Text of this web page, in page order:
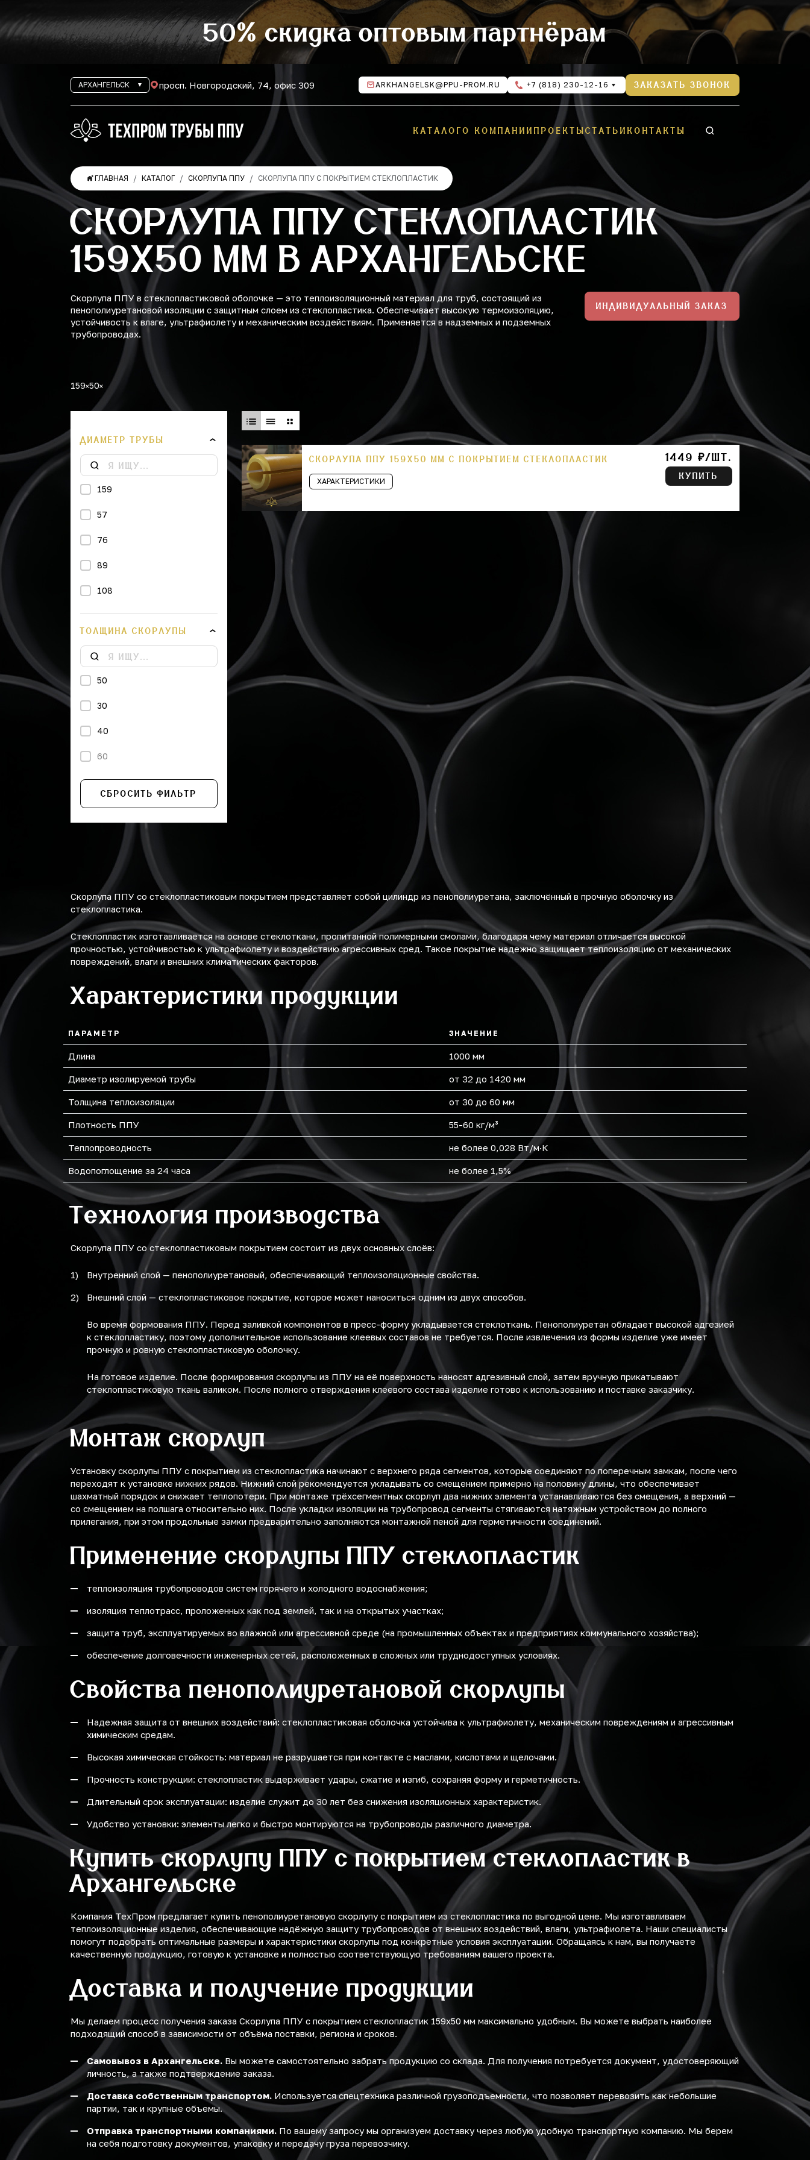
50% скидка оптовым партнёрам
АРХАНГЕЛЬСК просп. Новгородский, 74, офис 309 ARKHANGELSK@PPU-PROM.RU +7 (818) 230-12-16 ЗАКАЗАТЬ ЗВОНОК
КАТАЛОГО КОМПАНИИ ПРОЕКТЫСТАТЬИ КОНТАКТЫ
ГЛАВНАЯ КАТАЛОГ СКОРЛУПА ППУ СКОРЛУПА ППУ С ПОКРЫТИЕМ СТЕКЛОПЛАСТИК
СКОРЛУПА ППУ СТЕКЛОПЛАСТИК
159Х50 ММ В АРХАНГЕЛЬСКЕ
Скорлупа ППУ в стеклопластиковой оболочке — это теплоизоляционный материал для труб, состоящий из
пенополиуретановой изоляции с защитным слоем из стеклопластика. Обеспечивает высокую термоизоляцию,
устойчивость к влаге, ультрафиолету и механическим воздействиям. Применяется в надземных и подземных
трубопроводах.
ИНДИВИДУАЛЬНЫЙ ЗАКАЗ
159 50
ДИАМЕТР ТРУБЫ
159
57
76
89
108
114
219
38
ТОЛЩИНА СКОРЛУПЫ
50
30
40
60
СБРОСИТЬ ФИЛЬТР
СКОРЛУПА ППУ 159Х50 ММ С ПОКРЫТИЕМ СТЕКЛОПЛАСТИК
ХАРАКТЕРИСТИКИ
1449 ₽/ШТ.
КУПИТЬ
Скорлупа ППУ со стеклопластиковым покрытием представляет собой цилиндр из пенополиуретана, заключённый в прочную оболочку из
стеклопластика.
Стеклопластик изготавливается на основе стеклоткани, пропитанной полимерными смолами, благодаря чему материал отличается высокой
прочностью, устойчивостью к ультрафиолету и воздействию агрессивных сред. Такое покрытие надежно защищает теплоизоляцию от механических
повреждений, влаги и внешних климатических факторов.
Характеристики продукции
ПАРАМЕТР ЗНАЧЕНИЕ
Длина 1000 мм
Диаметр изолируемой трубы от 32 до 1420 мм
Толщина теплоизоляции от 30 до 60 мм
Плотность ППУ 55-60 кг/м³
Теплопроводность не более 0,028 Вт/м·К
Водопоглощение за 24 часа не более 1,5%
Технология производства
Скорлупа ППУ со стеклопластиковым покрытием состоит из двух основных слоёв:
Внутренний слой — пенополиуретановый, обеспечивающий теплоизоляционные свойства.
Внешний слой — стеклопластиковое покрытие, которое может наноситься одним из двух способов.
Во время формования ППУ. Перед заливкой компонентов в пресс-форму укладывается стеклоткань. Пенополиуретан обладает высокой адгезией
к стеклопластику, поэтому дополнительное использование клеевых составов не требуется. После извлечения из формы изделие уже имеет
прочную и ровную стеклопластиковую оболочку.
На готовое изделие. После формирования скорлупы из ППУ на её поверхность наносят адгезивный слой, затем вручную прикатывают
стеклопластиковую ткань валиком. После полного отверждения клеевого состава изделие готово к использованию и поставке заказчику.
Монтаж скорлуп
Установку скорлупы ППУ с покрытием из стеклопластика начинают с верхнего ряда сегментов, которые соединяют по поперечным замкам, после чего
переходят к установке нижних рядов. Нижний слой рекомендуется укладывать со смещением примерно на половину длины, что обеспечивает
шахматный порядок и снижает теплопотери. При монтаже трёхсегментных скорлуп два нижних элемента устанавливаются без смещения, а верхний —
со смещением на полшага относительно них. После укладки изоляции на трубопровод сегменты стягиваются натяжным устройством до полного
прилегания, при этом продольные замки предварительно заполняются монтажной пеной для герметичности соединений.
Применение скорлупы ППУ стеклопластик
теплоизоляция трубопроводов систем горячего и холодного водоснабжения;
изоляция теплотрасс, проложенных как под землей, так и на открытых участках;
защита труб, эксплуатируемых во влажной или агрессивной среде (на промышленных объектах и предприятиях коммунального хозяйства);
обеспечение долговечности инженерных сетей, расположенных в сложных или труднодоступных условиях.
Свойства пенополиуретановой скорлупы
Надежная защита от внешних воздействий: стеклопластиковая оболочка устойчива к ультрафиолету, механическим повреждениям и агрессивным
химическим средам.
Высокая химическая стойкость: материал не разрушается при контакте с маслами, кислотами и щелочами.
Прочность конструкции: стеклопластик выдерживает удары, сжатие и изгиб, сохраняя форму и герметичность.
Длительный срок эксплуатации: изделие служит до 30 лет без снижения изоляционных характеристик.
Удобство установки: элементы легко и быстро монтируются на трубопроводы различного диаметра.
Купить скорлупу ППУ с покрытием стеклопластик в
Архангельске
Компания ТехПром предлагает купить пенополиуретановую скорлупу с покрытием из стеклопластика по выгодной цене. Мы изготавливаем
теплоизоляционные изделия, обеспечивающие надёжную защиту трубопроводов от внешних воздействий, влаги, ультрафиолета. Наши специалисты
помогут подобрать оптимальные размеры и характеристики скорлупы под конкретные условия эксплуатации. Обращаясь к нам, вы получаете
качественную продукцию, готовую к установке и полностью соответствующую требованиям вашего проекта.
Доставка и получение продукции
Мы делаем процесс получения заказа Скорлупа ППУ с покрытием стеклопластик 159х50 мм максимально удобным. Вы можете выбрать наиболее
подходящий способ в зависимости от объёма поставки, региона и сроков.
Самовывоз в Архангельске. Вы можете самостоятельно забрать продукцию со склада. Для получения потребуется документ, удостоверяющий
личность, а также подтверждение заказа.
Доставка собственным транспортом. Используется спецтехника различной грузоподъемности, что позволяет перевозить как небольшие
партии, так и крупные объемы.
Отправка транспортными компаниями. По вашему запросу мы организуем доставку через любую удобную транспортную компанию. Мы берем
на себя подготовку документов, упаковку и передачу груза перевозчику.